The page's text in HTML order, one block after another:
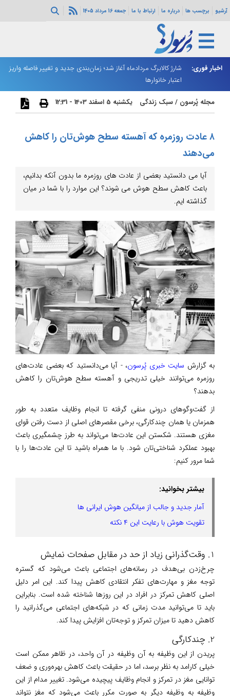
آرشیو برچسب ها درباره ما ارتباط با ما جمعه 16 مرداد 1405
اخبار فوری:
هرمز ادامه
شارژ کالابرگ مردادماه آغاز شد؛ زمان‌بندی جدید و تغییر فاصله واریز
اعتبار خانوارها
مجله پُرسون /سبک زندگی یکشنبه 5 اسفند 1403 - 12:31
۸ عادت روزمره که آهسته سطح هوش‌تان را کاهش
می‌دهند
آیا می دانستید بعضی از عادت های روزمره ما بدون آنکه بدانیم،
باعث کاهش سطح هوش می شوند؟ این موارد را با شما در میان
گذاشته ایم.
به گزارش سایت خبری پُرسون، - آیا می‌دانستید که بعضی عادت‌های
روزمره می‌توانند خیلی تدریجی و آهسته سطح هوش‌تان را کاهش
بدهند؟
از گفت‌وگوهای درونی منفی گرفته تا انجام وظایف متعدد به طور
همزمان یا همان چندکارگی، برخی مقصرهای اصلی از دست رفتن قوای
مغزی هستند. شکستن این عادت‌ها می‌تواند به طرز چشمگیری باعث
بهبود عملکرد شناختی‌تان شود. با ما همراه باشید تا این عادت‌ها را با
شما مرور کنیم:
بیشتر بخوانید:
آمار جدید و جالب از میانگین هوش ایرانی ها
تقویت هوش با رعایت این ۴ نکته
1. وقت‌گذرانی زیاد از حد در مقابل صفحات نمایش
چرخ‌زدن بی‌هدف در رسانه‌های اجتماعی باعث می‌شود که گستره
توجه مغز و مهارت‌های تفکر انتقادی کاهش پیدا کند. این امر دلیل
اصلی کاهش تمرکز در افراد در این روزها شناخته شده است. بنابراین
باید تا می‌توانید مدت زمانی که در شبکه‌های اجتماعی می‌گذرانید را
کاهش دهید تا میزان تمرکز و توجه‌تان افزایش پیدا کند.
2. چندکارگی
پریدن از این وظیفه به آن وظیفه در آن واحد، در ظاهر ممکن است
خیلی کارامد به نظر برسد، اما در حقیقت باعث کاهش بهره‌وری و ضعف
توانایی مغز در تمرکز و انجام وظایف پیچیده می‌شود. تغییر مدام از این
وظیفه به وظیفه دیگر به صورت مکرر باعث می‌شود که مغز نتواند